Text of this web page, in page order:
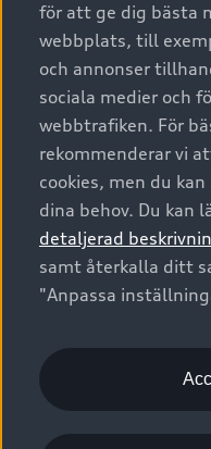
Elbilar
Laddhybrider
A6 modellerna
SUV
Avant
Sportback
Audi Sport
Privaterbjudanden
Privatleasing
Nya bilar i lager
Begagnade bilar i lager
Audi approved :plus -
Finansiering
Audi exclusive
Service & tillbehör
Originaltillbehör - köp
Försäkring
Audi Collection –
Vanliga frågor
2G/3G nätet stängs
Tjänstebil
Tjänstebil
Business lease online
Företagsleasing
Om Audi Sverige
Kontakta oss
Boka Service online
Audi Återförsäljare/-
myAudi
Pressmeddelanden
Nyhetsbrev
Utgivare
Juridiskt Audi Digital
för att ge dig bästa
webbplats, till
och annonser
sociala medier och
webbtrafiken. För
rekommenderar vi
cookies, men du
dina behov. Du kan
detaljerad
samt återkalla ditt
"Anpassa